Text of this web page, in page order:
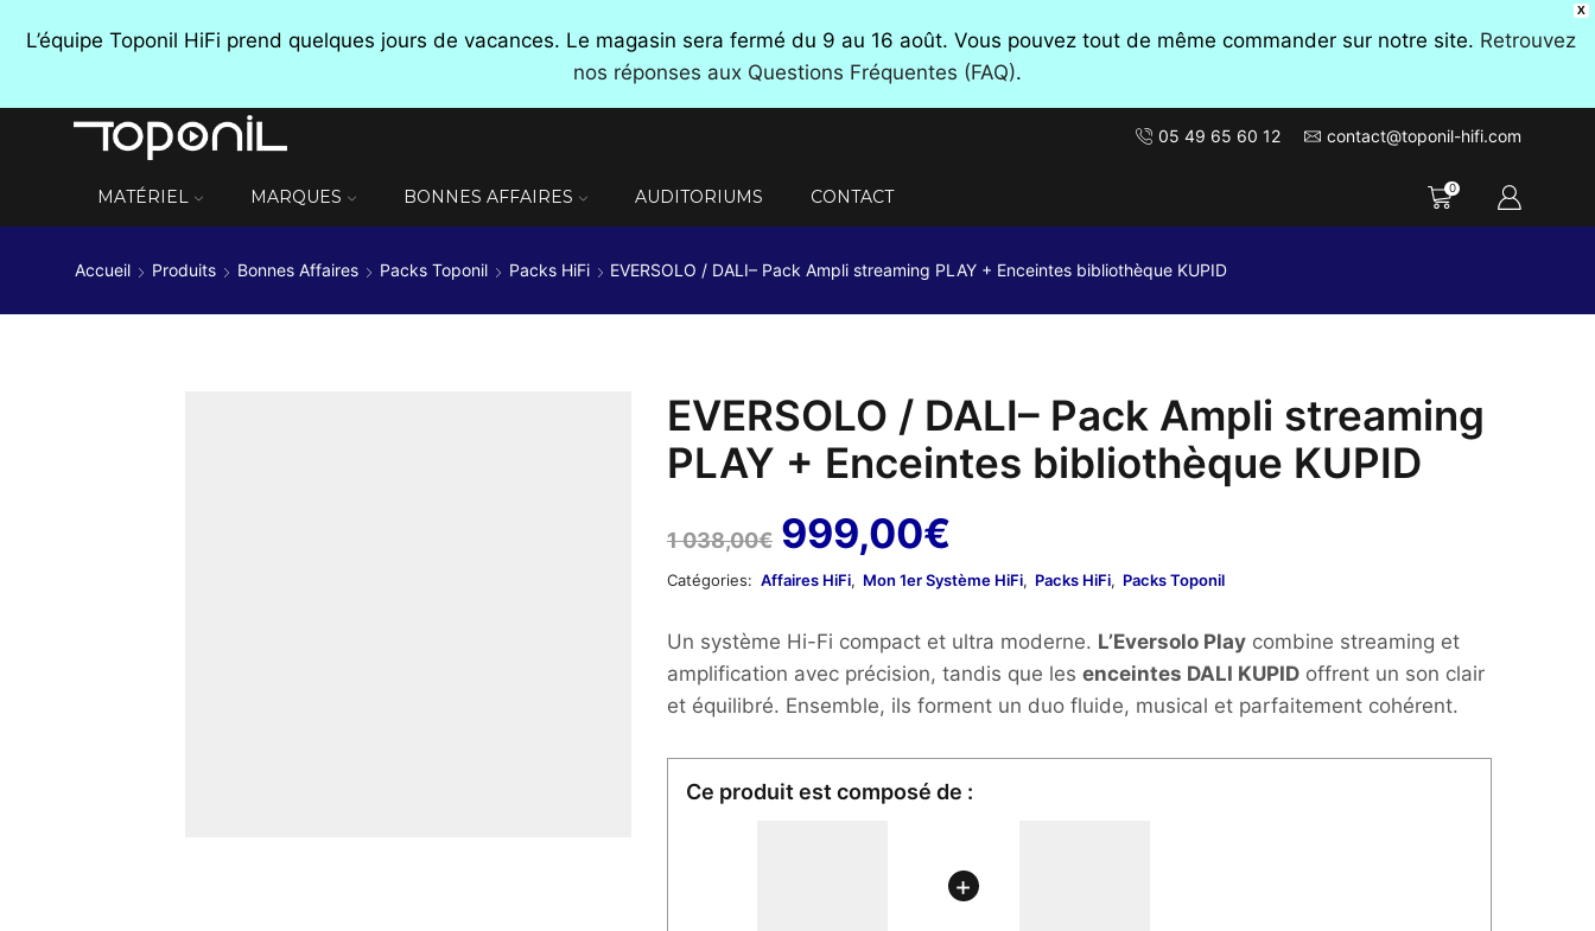
X
L’équipe Toponil HiFi prend quelques jours de vacances. Le magasin sera fermé du 9 au 16 août. Vous pouvez tout de même commander sur notre site. Retrouvez
nos réponses aux Questions Fréquentes (FAQ).
05 49 65 60 12 contact@toponil-hifi.com
MATÉRIEL MARQUES BONNES AFFAIRES AUDITORIUMS CONTACT 0
Accueil Produits Bonnes Affaires Packs Toponil Packs HiFi EVERSOLO / DALI– Pack Ampli streaming PLAY + Enceintes bibliothèque KUPID
EVERSOLO / DALI– Pack Ampli streaming
PLAY + Enceintes bibliothèque KUPID
1 038,00€ Le
prix
initial
était :
1
038,00€.
999,00€
prix
actuel
est :
999,00€.
Catégories: Affaires HiFi, Mon 1er Système HiFi, Packs HiFi, Packs Toponil
Un système Hi-Fi compact et ultra moderne. L’Eversolo Play combine streaming et
amplification avec précision, tandis que les enceintes DALI KUPID offrent un son clair
et équilibré. Ensemble, ils forment un duo fluide, musical et parfaitement cohérent.